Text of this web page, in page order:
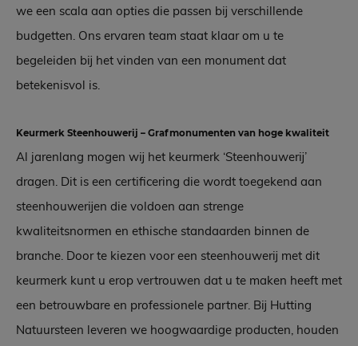
we een scala aan opties die passen bij verschillende
budgetten. Ons ervaren team staat klaar om u te
begeleiden bij het vinden van een monument dat
betekenisvol is.
Keurmerk Steenhouwerij – Grafmonumenten van hoge kwaliteit
Al jarenlang mogen wij het keurmerk ‘Steenhouwerij’
dragen. Dit is een certificering die wordt toegekend aan
steenhouwerijen die voldoen aan strenge
kwaliteitsnormen en ethische standaarden binnen de
branche. Door te kiezen voor een steenhouwerij met dit
keurmerk kunt u erop vertrouwen dat u te maken heeft met
een betrouwbare en professionele partner. Bij Hutting
Natuursteen leveren we hoogwaardige producten, houden